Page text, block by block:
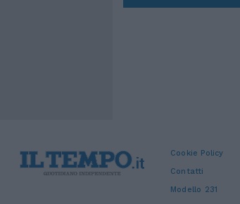
Cookie Policy
Contatti
Modello 231